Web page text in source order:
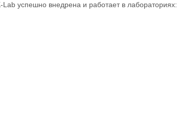
успешно внедрена и работает в лабораториях: